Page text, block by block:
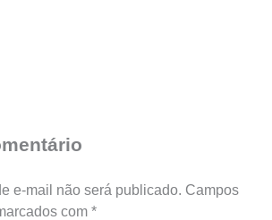
e-mail não será publicado. Campos
com *